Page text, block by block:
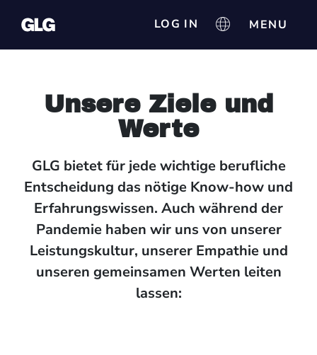
LOG IN
Unsere Ziele und
Werte
GLG bietet für jede wichtige berufliche
Entscheidung das nötige Know-how und
Erfahrungswissen. Auch während der
Pandemie haben wir uns von unserer
Leistungskultur, unserer Empathie und
unseren gemeinsamen Werten leiten
lassen: